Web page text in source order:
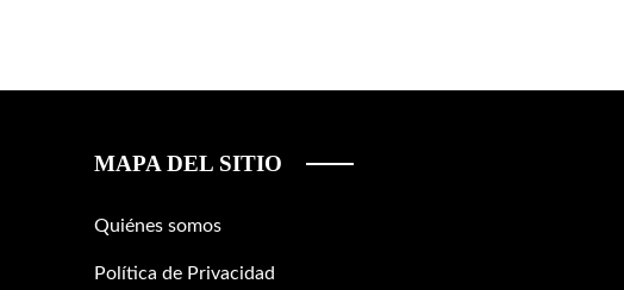
MAPA DEL SITIO
Quiénes somos
Política de Privacidad